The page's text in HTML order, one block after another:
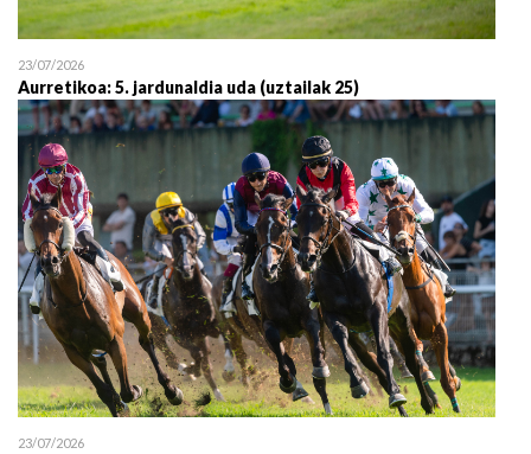
23/07/2026
Aurretikoa: 5. jardunaldia uda (uztailak 25)
23/07/2026